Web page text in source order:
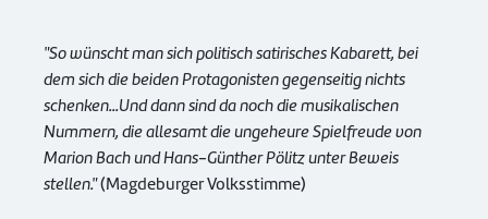
"So wünscht man sich politisch satirisches Kabarett, bei
dem sich die beiden Protagonisten gegenseitig nichts
schenken...Und dann sind da noch die musikalischen
Nummern, die allesamt die ungeheure Spielfreude von
Marion Bach und Hans-Günther Pölitz unter Beweis
stellen."(Magdeburger Volksstimme)